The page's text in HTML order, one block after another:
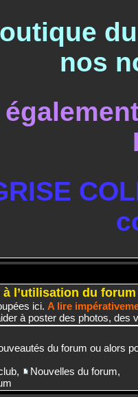
nos
l’utilisation du forum
ici. A lire
à poster des photos, des
du forum ou alors
, Nouvelles du forum,